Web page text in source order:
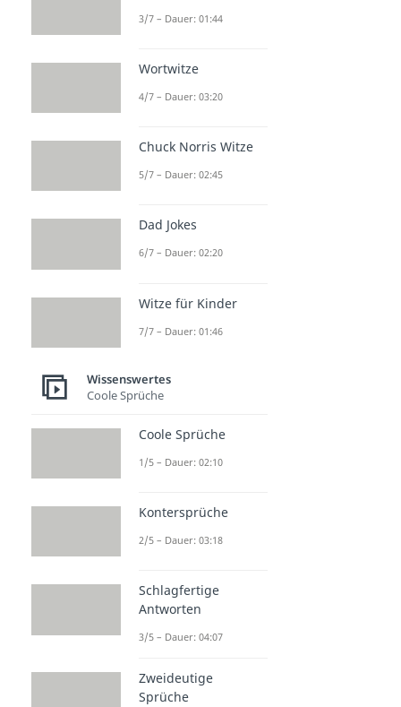
3/7 – Dauer: 01:44
Wortwitze
4/7 – Dauer: 03:20
Chuck Norris Witze
5/7 – Dauer: 02:45
Dad Jokes
6/7 – Dauer: 02:20
Witze für Kinder
7/7 – Dauer: 01:46
Wissenswertes
Coole Sprüche
Coole Sprüche
1/5 – Dauer: 02:10
Kontersprüche
2/5 – Dauer: 03:18
Schlagfertige
Antworten
3/5 – Dauer: 04:07
Zweideutige
Sprüche